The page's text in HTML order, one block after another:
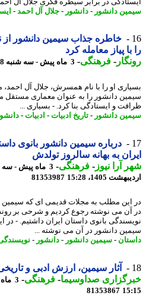
دانشور-دانشور-جلال آل احمد -
خاطره جذاب سیمین دانشور از
پیاز معامله کرد
-فرهنگی-3 ماه پیش - سه شنبه 8 اردیبهشت 1405، 22:32
او را با نام همسرش، جلال آل احمد، می
دانشور را به عنوان معماری مستقل می
و ایستادگی بنا کرد. - بسیاری ...
دانشور-تاریخ ادبیات-ادبیات-دانشور-
درباره سیمین دانشور بانوی داستان
به بهانه سالروز تولدش
آرا نیوز-فرهنگی-
1405، 15:28
81353987
مطلب به مجلات قدیمی ای که سیمین
می نوشته رجوع کردیم و شرحی بر روند
بانوی داستان ایران داشتیم. - در
دانشور در آن می نوشته ...
-سیمین دانشور-دانشور-نویسندگی-
آثار سیمین، ارزش ادبی و تاریخی
صداوسیما-فرهنگی-
81353867